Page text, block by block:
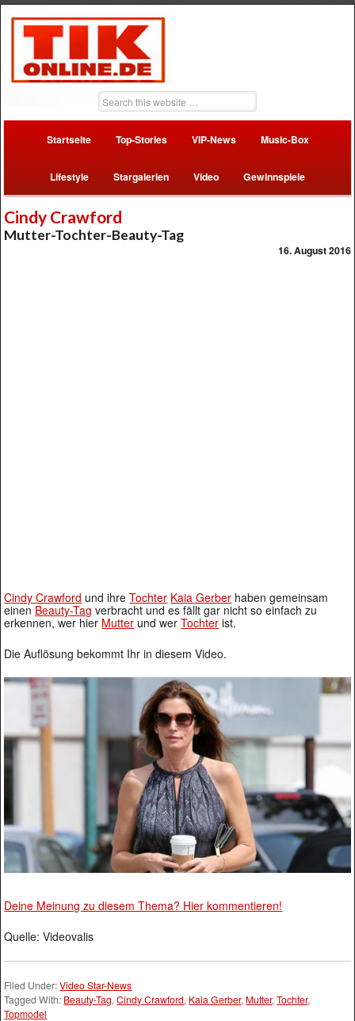
Startseite Top-Stories VIP-News Music-Box
Lifestyle Stargalerien Video Gewinnspiele
Cindy Crawford
Mutter-Tochter-Beauty-Tag
16. August 2016
Cindy Crawford und ihreTochter Kaia Gerber haben gemeinsam
einen Beauty-Tag verbracht und es fällt gar nicht so einfach zu
erkennen, wer hier Mutter und werTochter ist.
Die Auflösung bekommt Ihr in diesem Video.
Deine Meinung zu diesem Thema? Hier kommentieren!
Quelle: Videovalis
Filed Under:Video Star-News
Tagged With: Beauty-Tag,Cindy Crawford, Kaia Gerber, Mutter,Tochter,
Topmodel